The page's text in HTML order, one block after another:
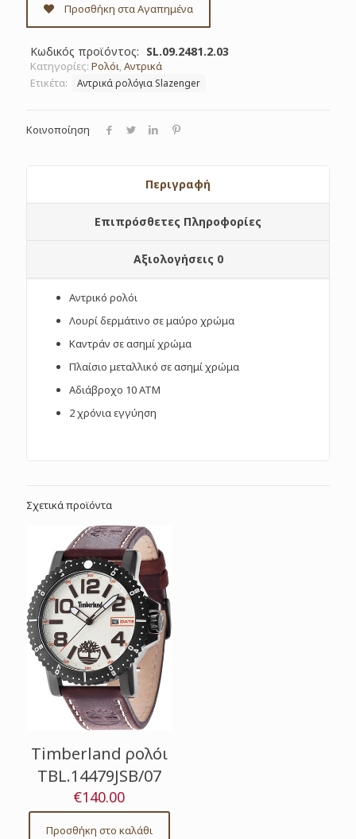
Προσθήκη στα Αγαπημένα
Κωδικός προϊόντος: SL.09.2481.2.03
Κατηγορίες: Ρολόι,Αντρικά
Ετικέτα:
Αντρικά ρολόγια Slazenger
Κοινοποίηση
Περιγραφή
Επιπρόσθετες Πληροφορίες
Αξιολογήσεις 0
Αντρικό ρολόι
Λουρί δερμάτινο σε μαύρο χρώμα
Καντράν σε ασημί χρώμα
Πλαίσιο μεταλλικό σε ασημί χρώμα
Αδιάβροχο 10 ΑΤΜ
2 χρόνια εγγύηση
Σχετικά προϊόντα
Timberland ρολόι
TBL.14479JSB/07
€140.00
Προσθήκη στο καλάθι